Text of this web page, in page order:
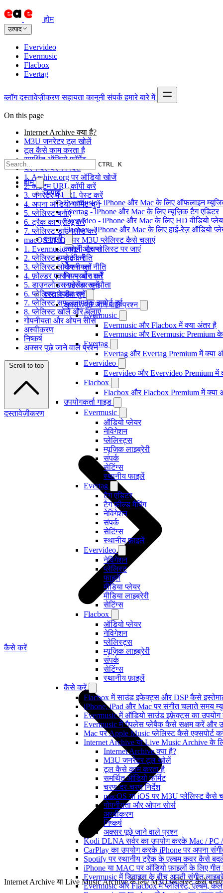
होम
उत्पाद
Evervideo
Evermusic
Flacbox
Evertag
ब्लॉग दस्तावेज़ीकरण सहायता कानूनी संपर्क हमारे बारे में
CTRL K
होम
उत्पाद
Evermusic - iPhone और Mac के लिए ऑफलाइन
Evertag - iPhone और Mac के लिए म्यूज़िक टैग एडिटर
Evervideo - iPhone और Mac के लिए HD वीडियो
Flacbox - iPhone और Mac के लिए हाई-रेज़ ऑडियो
कानूनी
कानूनी सूचना
कुकी नीति
गोपनीयता नीति
नियम और शर्तें
लाइसेंस समझौता
दस्तावेज़ीकरण
अक्सर पूछे जाने वाले प्रश्न
Evermusic
Evermusic और Flacbox में क्या अंतर है
Evermusic और Evermusic Premium
Evertag
Evertag और Evertag Premium में क्या
Evervideo
Evervideo और Evervideo Premium में
Flacbox
Flacbox और Flacbox Premium में क्या
उपयोगकर्ता गाइड
Evermusic
ऑडियो प्लेयर
नेविगेशन
प्लेलिस्ट्स
म्यूजिक लाइब्रेरी
संपर्क
सेटिंग्स
स्थानीय फाइलें
Evertag
टैग एडिटर
टैग फ़ील्ड मैपिंग
नेविगेशन
संपर्क
सेटिंग्स
स्थानीय फ़ाइलें
Evervideo
नेविगेशन
प्लेलिस्ट
फाइलें
मीडिया प्लेयर
मीडिया लाइब्रेरी
सेटिंग्स
Flacbox
ऑडियो प्लेयर
नेविगेशन
प्लेलिस्ट्स
म्यूज़िक लाइब्रेरी
संपर्क
सेटिंग्स
स्थानीय फ़ाइलें
कैसे करें
Flacbox में साउंड इफेक्ट्स और DSP कैसे
iPhone, iPad और Mac पर संगीत चलाते समय
Evermusic में ऑडियो साउंड इफ़ेक्ट्स का उपयोग
Evermusic में गैपलेस प्लेबैक कैसे सक्षम करें और
Mac पर Apple Music प्लेलिस्ट कैसे एक्सपोर्ट
Internet Archive या Live Music Archive के
Internet Archive क्या है?
M3U जनरेटर टूल खोलें
टूल कैसे काम करता है
समर्थित ऑडियो फॉर्मेट
चरण-दर-चरण निर्देश
macOS या iOS पर M3U प्लेलिस्ट कैसे
गोपनीयता और ओपन सोर्स
अस्वीकरण
निष्कर्ष
अक्सर पूछे जाने वाले प्रश्न
Kodi DLNA सर्वर का उपयोग करके Mac /
CarPlay का उपयोग करके iPhone पर अपना
Spotify पर स्थानीय ट्रैक के एल्बम कवर कैसे
iPhone या MAC पर ऑडियो फ़ाइलों के लिए
Evermusic में डिवाइस के बीच अपनी संगीत
Evermusic और Flacbox में प्लेलिस्ट, एल्बम,
On this page
Internet Archive क्या है?
M3U जनरेटर टूल खोलें
टूल कैसे काम करता है
समर्थित ऑडियो फॉर्मेट
चरण-दर-चरण निर्देश
1. Archive.org पर ऑडियो खोजें
2. आइटम URL कॉपी करें
3. जनरेटर में URL पेस्ट करें
4. अपना ऑडियो फॉर्मेट चुनें
5. प्लेलिस्ट बनाएं
6. ट्रैक का प्रीव्यू करें
7. प्लेलिस्ट डाउनलोड करें
macOS या iOS पर M3U प्लेलिस्ट कैसे चलाएं
1. Evermusic खोलें और प्लेलिस्ट पर जाएं
2. प्लेलिस्ट इम्पोर्ट करें
3. प्लेलिस्ट लोकेशन चुनें
4. फ़ोल्डर एक्सेस प्रदान करें
5. डाउनलोड्स फ़ोल्डर चुनें
6. प्लेलिस्ट फ़ाइल चुनें
7. प्लेलिस्ट सफलतापूर्वक इम्पोर्ट हुई
8. प्लेलिस्ट खोलें और चलाएं
गोपनीयता और ओपन सोर्स
अस्वीकरण
निष्कर्ष
अक्सर पूछे जाने वाले प्रश्न
Scroll to top
दस्तावेज़ीकरण
कैसे करें
Internet Archive या Live Music Archive के लिए M3U प्लेलिस्ट कैसे बनाएं